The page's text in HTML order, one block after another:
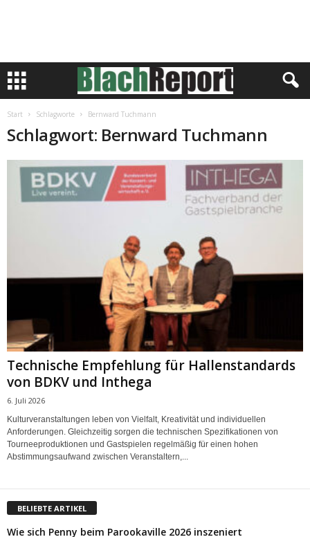
Start Schlagworte Bernward Tuchmann
Schlagwort: Bernward Tuchmann
Technische Empfehlung für Hallenstandards
von BDKV und Inthega
6. Juli 2026
Kulturveranstaltungen leben von Vielfalt, Kreativität und individuellen
Anforderungen. Gleichzeitig sorgen die technischen Spezifikationen von
Tourneeproduktionen und Gastspielen regelmäßig für einen hohen
Abstimmungsaufwand zwischen Veranstaltern,...
BELIEBTE ARTIKEL
Wie sich Penny beim Parookaville 2026 inszeniert